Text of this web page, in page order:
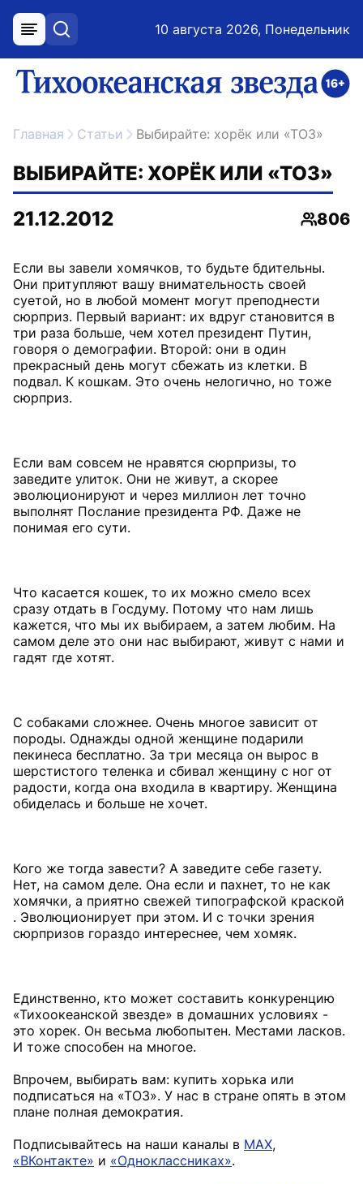
меню поиск 10 августа 2026, Понедельник
ссылка на главную
Главная Статьи Выбирайте: хорёк или «ТОЗ»
ВЫБИРАЙТЕ: ХОРЁК ИЛИ «ТОЗ»
21.12.2012
806
Если вы завели хомячков, то будьте бдительны.
Они притупляют вашу внимательность своей
суетой, но в любой момент могут преподнести
сюрприз. Первый вариант: их вдруг становится в
три раза больше, чем хотел президент Путин,
говоря о демографии. Второй: они в один
прекрасный день могут сбежать из клетки. В
подвал. К кошкам. Это очень нелогично, но тоже
сюрприз.
Если вам совсем не нравятся сюрпризы, то
заведите улиток. Они не живут, а скорее
эволюционируют и через миллион лет точно
выполнят Послание президента РФ. Даже не
понимая его сути.
Что касается кошек, то их можно смело всех
сразу отдать в Госдуму. Потому что нам лишь
кажется, что мы их выбираем, а затем любим. На
самом деле это они нас выбирают, живут с нами и
гадят где хотят.
С собаками сложнее. Очень многое зависит от
породы. Однажды одной женщине подарили
пекинеса бесплатно. За три месяца он вырос в
шерстистого теленка и сбивал женщину с ног от
радости, когда она входила в квартиру. Женщина
обиделась и больше не хочет.
Кого же тогда завести? А заведите себе газету.
Нет, на самом деле. Она если и пахнет, то не как
хомячки, а приятно свежей типографской краской
. Эволюционирует при этом. И с точки зрения
сюрпризов гораздо интереснее, чем хомяк.
Единственно, кто может составить конкуренцию
«Тихоокеанской звезде» в домашних условиях -
это хорек. Он весьма любопытен. Местами ласков.
И тоже способен на многое.
Впрочем, выбирать вам: купить хорька или
подписаться на «ТОЗ». У нас в стране опять в этом
плане полная демократия.
Подписывайтесь на наши каналы в MAX,
«ВКонтакте» и «Одноклассниках».